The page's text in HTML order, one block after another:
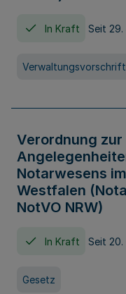
In Kraft Seit
Verwaltungsvorschrift
Verordnung
Notarwesens
Westfalen
NotVO NRW)
In Kraft Seit
Gesetz